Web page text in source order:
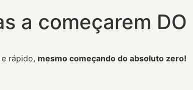
a começarem DO
rápido, mesmo começando do absoluto zero!